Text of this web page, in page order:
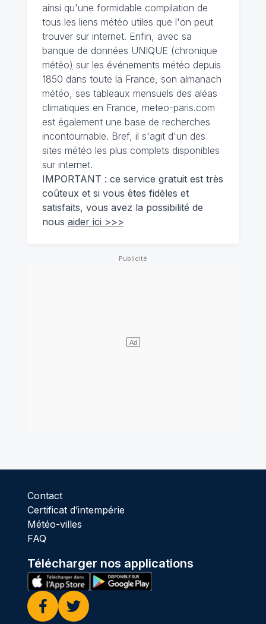
ainsi qu'une formidable compilation de
tous les liens météo utiles que l'on peut
trouver sur internet. Enfin, avec sa
banque de données UNIQUE (chronique
météo) sur les événements météo depuis
1850 dans toute la France, son almanach
météo, ses tableaux mensuels des aléas
climatiques en France, meteo-paris.com
est également une base de recherches
incontournable. Bref, il s'agit d'un des
sites météo les plus complets disponibles
sur internet.
IMPORTANT : ce service gratuit est très
coûteux et si vous êtes fidèles et
satisfaits, vous avez la possibilité de
nous aider ici >>>
Contact
Certificat d’intempérie
Météo-villes
FAQ
Télécharger nos applications
Facebook
Twitter